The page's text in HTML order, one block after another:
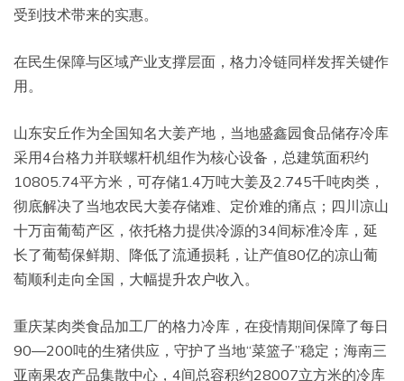
受到技术带来的实惠。
在民生保障与区域产业支撑层面，格力冷链同样发挥关键作
用。
山东安丘作为全国知名大姜产地，当地盛鑫园食品储存冷库
采用4台格力并联螺杆机组作为核心设备，总建筑面积约
10805.74平方米，可存储1.4万吨大姜及2.745千吨肉类，
彻底解决了当地农民大姜存储难、定价难的痛点；四川凉山
十万亩葡萄产区，依托格力提供冷源的34间标准冷库，延
长了葡萄保鲜期、降低了流通损耗，让产值80亿的凉山葡
萄顺利走向全国，大幅提升农户收入。
重庆某肉类食品加工厂的格力冷库，在疫情期间保障了每日
90—200吨的生猪供应，守护了当地“菜篮子”稳定；海南三
亚南果农产品集散中心，4间总容积约28007立方米的冷库